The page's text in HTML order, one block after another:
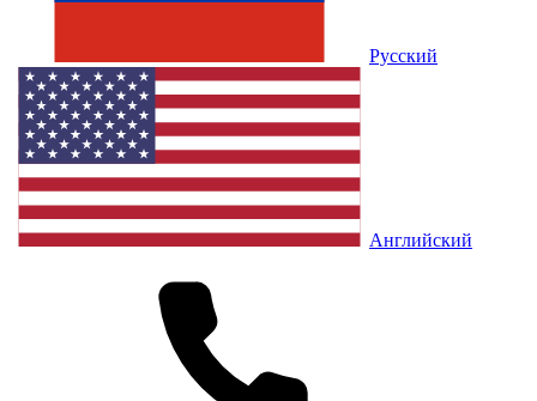
Русский
Английский